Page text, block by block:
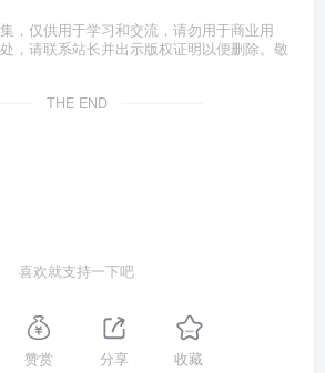
，仅供用于学习和交流，请勿用于商业用
，请联系站长并出示版权证明以便删除。敬
THE END
喜欢就支持一下吧
赞赏 分享 收藏